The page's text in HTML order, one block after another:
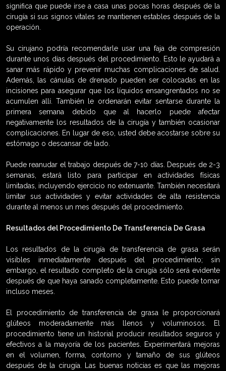
significa que puede irse a casa unas pocas horas después de la
cirugía si sus signos vitales se mantienen estables después de la
operación.
Su cirujano podría recomendarle usar una faja de compresión
durante unos días después del procedimiento. Esto le ayudará a
sanar más rápido y prevenir muchas complicaciones de salud.
Además, las cánulas de drenado pueden ser colocadas en las
incisiones para asegurar que los líquidos ensangrentados no se
acumulen allí. También le ordenarán evitar sentarse durante la
primera semana debido que al hacerlo puede afectar
negativamente los resultados de la cirugía y también ocasionar
complicaciones. En lugar de eso, usted debe acostarse sobre su
estómago o descansar de lado.
Puede reanudar el trabajo después de 7-10 días. Después de 2-3
semanas, estará listo para participar en actividades físicas
limitadas, incluyendo ejercicio no extenuante. También necesitará
limitar sus actividades y evitar actividades de alta resistencia
durante al menos un mes después del procedimiento.
Resultados del Procedimiento De Transferencia De Grasa
Los resultados de la cirugía de transferencia de grasa serán
visibles inmediatamente después del procedimiento; sin
embargo, el resultado completo de la cirugía sólo será evidente
después de que haya sanado completamente. Esto puede tomar
incluso meses.
El procedimiento de transferencia de grasa le proporcionará
glúteos moderadamente más llenos y voluminosos. El
procedimiento tiene un historial producir resultados seguros y
efectivos a la mayoría de los pacientes. Experimentará mejoras
en el volumen, forma, contorno y tamaño de sus glúteos
después de la cirugía. Las buenas noticias es que las mejoras